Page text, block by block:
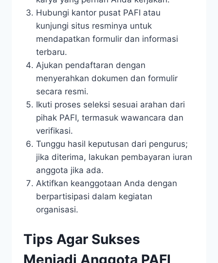
Hubungi kantor pusat PAFI atau
kunjungi situs resminya untuk
mendapatkan formulir dan informasi
terbaru.
Ajukan pendaftaran dengan
menyerahkan dokumen dan formulir
secara resmi.
Ikuti proses seleksi sesuai arahan dari
pihak PAFI, termasuk wawancara dan
verifikasi.
Tunggu hasil keputusan dari pengurus;
jika diterima, lakukan pembayaran iuran
anggota jika ada.
Aktifkan keanggotaan Anda dengan
berpartisipasi dalam kegiatan
organisasi.
Tips Agar Sukses
Menjadi Anggota PAFI